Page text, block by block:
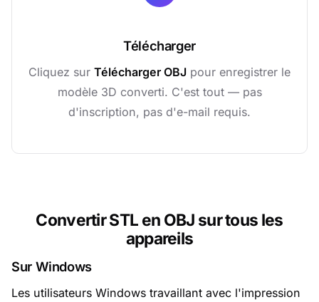
Télécharger
Cliquez sur Télécharger OBJ pour enregistrer le
modèle 3D converti. C'est tout — pas
d'inscription, pas d'e-mail requis.
Convertir STL en OBJ sur tous les
appareils
Sur Windows
Les utilisateurs Windows travaillant avec l'impression